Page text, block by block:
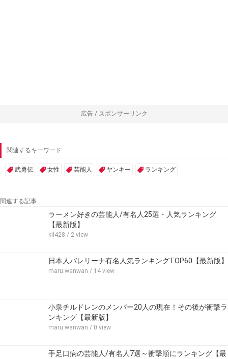
広告 / スポンサーリンク
関連するキーワード
武勇伝 女性 芸能人 ヤンキー ランキング
関連する記事
ラーメン好きの芸能人/有名人25選・人気ランキング
【最新版】
kii428 / 2 view
日本人バレリーナ有名人気ランキングTOP60【最新版】
maru.wanwan / 14 view
小泉チルドレンのメンバー20人の現在！その後が衝撃ラ
ンキング【最新版】
maru.wanwan / 0 view
手足口病の芸能人/有名人7選～衝撃順にランキング【最